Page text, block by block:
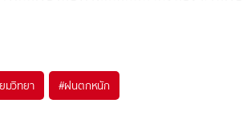
มวิทยา #ฝนตกหนัก